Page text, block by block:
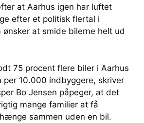
at Aarhus igen har luftet
efter et politisk flertal i
ønsker at smide bilerne helt ud
75 procent flere biler i Aarhus
per 10.000 indbyggere, skriver
Bo Jensen påpeger, at det
mange familier at få
sammen uden en bil.